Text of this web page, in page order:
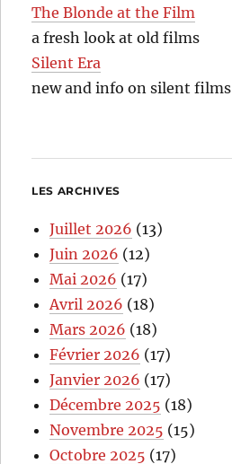
The Blonde at the Film
a fresh look at old films
Silent Era
new and info on silent films
LES ARCHIVES
Juillet 2026 (13)
Juin 2026 (12)
Mai 2026 (17)
Avril 2026 (18)
Mars 2026 (18)
Février 2026 (17)
Janvier 2026 (17)
Décembre 2025 (18)
Novembre 2025 (15)
Octobre 2025 (17)